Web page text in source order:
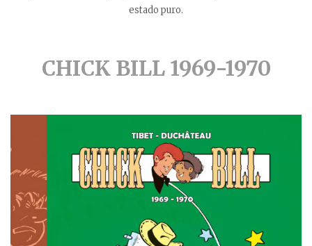
estado puro.
CHICK BILL 1969-1970